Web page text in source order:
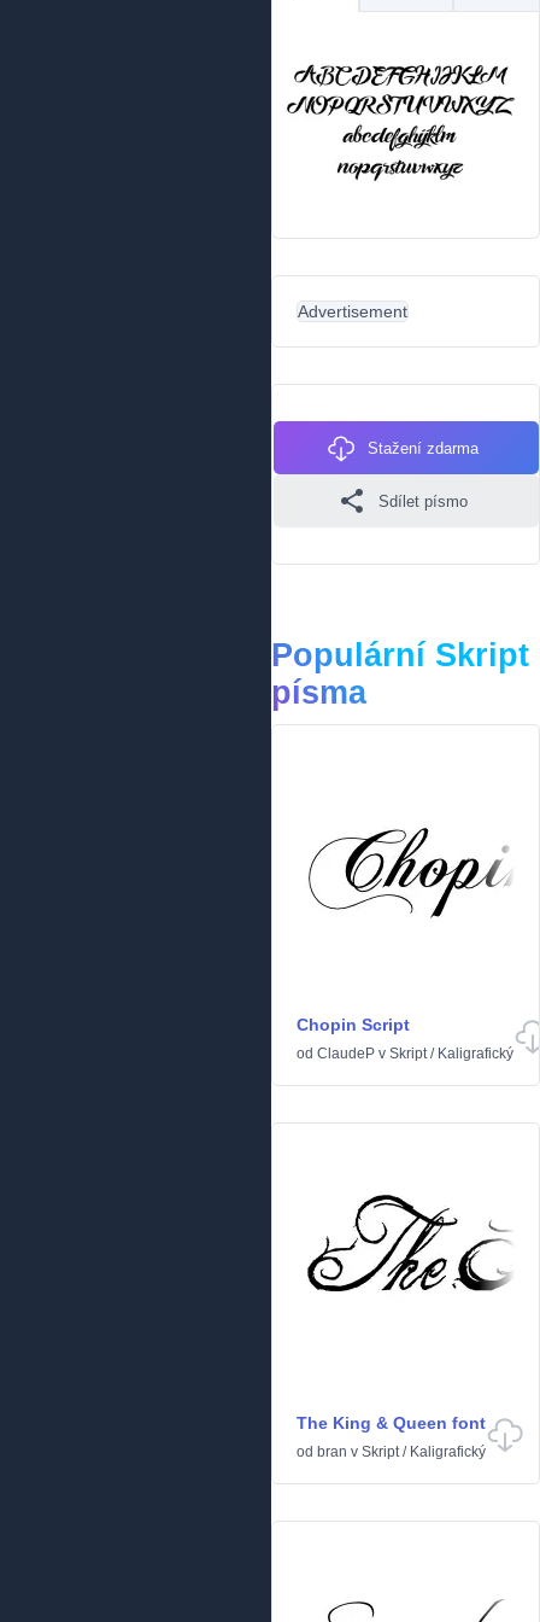
Advertisement
Stažení zdarma
Sdílet písmo
Populární Skript
písma
Chopin Script
od ClaudeP v Skript/ Kaligrafický
The King & Queen font
od bran v Skript/ Kaligrafický